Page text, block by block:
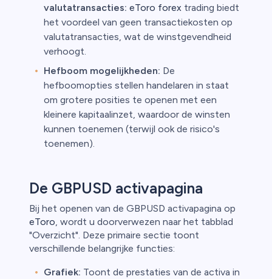
valutatransacties: eToro forex trading biedt
het voordeel van geen transactiekosten op
valutatransacties, wat de winstgevendheid
verhoogt.
Hefboom mogelijkheden: De
hefboomopties stellen handelaren in staat
om grotere posities te openen met een
kleinere kapitaalinzet, waardoor de winsten
kunnen toenemen (terwijl ook de risico's
toenemen).
De GBPUSD activapagina
Bij het openen van de GBPUSD activapagina op
eToro, wordt u doorverwezen naar het tabblad
"Overzicht". Deze primaire sectie toont
verschillende belangrijke functies:
Grafiek: Toont de prestaties van de activa in